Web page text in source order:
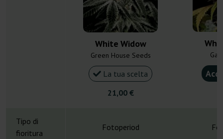
White Widow
Green House Seeds
La tua scelta
21,00 €
Tipo di
fioritura
Fotoperiod